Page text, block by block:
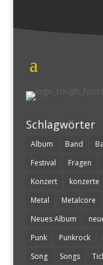
Schlagwörter
Album Band
Festival
Fragen
Konzert
konzerte
Metal
Metalcore
Neues Album
Punk
Punkrock
Song
Songs